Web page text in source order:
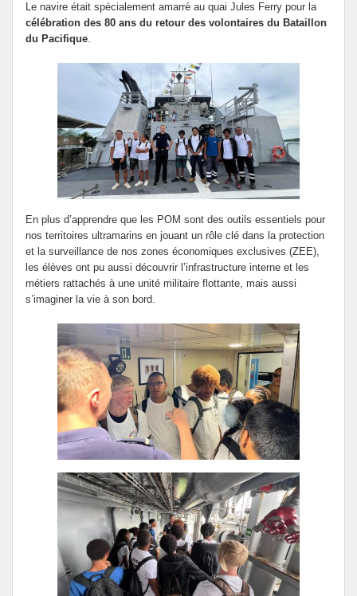
Le navire était spécialement amarré au quai Jules Ferry pour la
célébration des 80 ans du retour des volontaires du Bataillon
du Pacifique.
En plus d’apprendre que les POM sont des outils essentiels pour
nos territoires ultramarins en jouant un rôle clé dans la protection
et la surveillance de nos zones économiques exclusives (ZEE),
les élèves ont pu aussi découvrir l’infrastructure interne et les
métiers rattachés à une unité militaire flottante, mais aussi
s’imaginer la vie à son bord.